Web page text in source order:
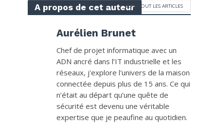
A propos de cet auteurVOIR TOUT LES ARTICLES
Aurélien Brunet
Chef de projet informatique avec un
ADN ancré dans l’IT industrielle et les
réseaux, j'explore l'univers de la maison
connectée depuis plus de 15 ans. Ce qui
n’était au départ qu’une quête de
sécurité est devenu une véritable
expertise que je peaufine au quotidien.